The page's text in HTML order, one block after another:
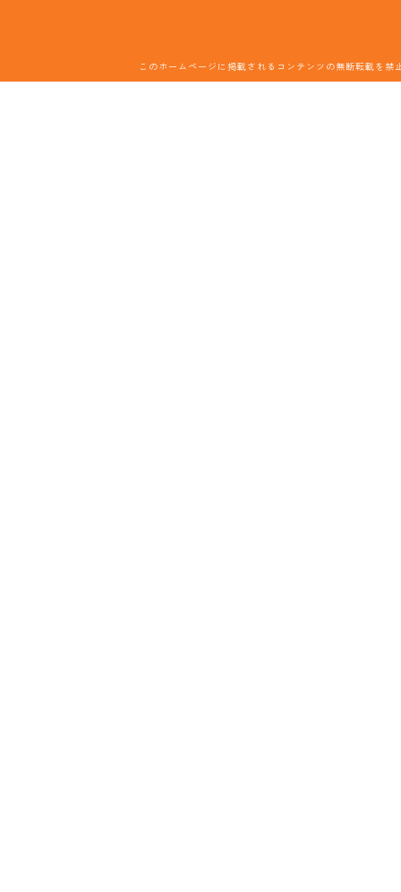
このホームページに掲載されるコンテンツの無断転載を禁